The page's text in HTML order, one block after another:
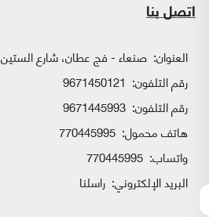
اتصل بنا
العنوان: صنعاء - فج عطان، شارع الستين
رقم التلفون: 9671450121
رقم التلفون: 9671445993
هاتف محمول: 770445995
واتساب:
البريد الإلكتروني: راسلنا